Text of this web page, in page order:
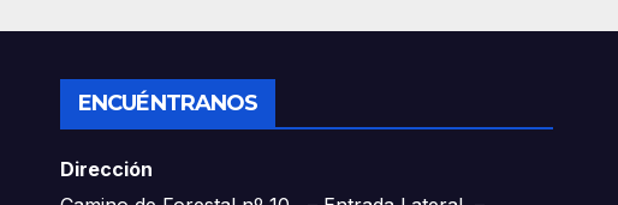
ENCUÉNTRANOS
Dirección